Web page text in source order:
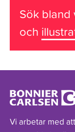
Sök bland
och
Vi arbetar med